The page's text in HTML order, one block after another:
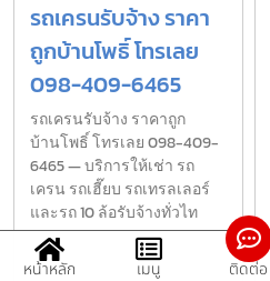
รถเครนรับจ้าง ราคา
ถูกบ้านโพธิ์ โทรเลย
098-409-6465
รถเครนรับจ้าง ราคาถูก
บ้านโพธิ์ โทรเลย 098-409-
6465 — บริการให้เช่า รถ
เครน รถเฮี๊ยบ รถเทรลเลอร์
และรถ 10 ล้อรับจ้างทั่วไท
หน้าหลัก เมนู ติดต่อ